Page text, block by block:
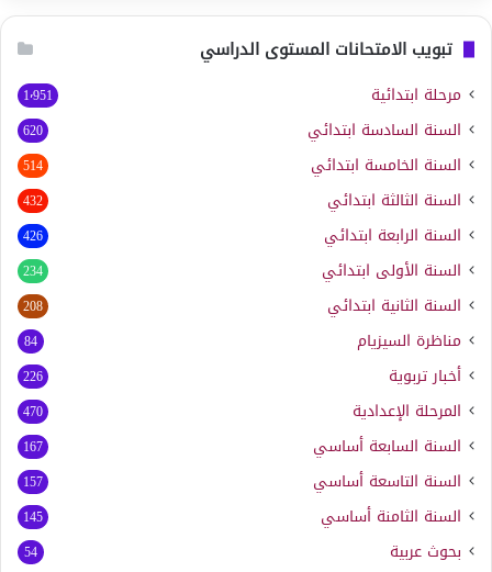
تبويب الامتحانات المستوى الدراسي
مرحلة ابتدائية 1٬951
السنة السادسة ابتدائي 620
السنة الخامسة ابتدائي 514
السنة الثالثة ابتدائي 432
السنة الرابعة ابتدائي 426
السنة الأولى ابتدائي 234
السنة الثانية ابتدائي 208
مناظرة السيزيام 84
أخبار تربوية 226
المرحلة الإعدادية 470
السنة السابعة أساسي 167
السنة التاسعة أساسي 157
السنة الثامنة أساسي 145
بحوث عربية 54